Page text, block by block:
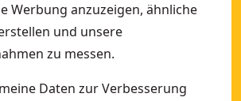
Werbung anzuzeigen, ähnliche
und unsere
zu messen.
Daten zur Verbesserung